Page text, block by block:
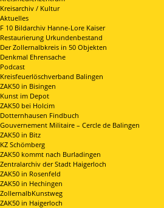
Kreisarchiv / Kultur
Aktuelles
F 10 Bildarchiv Hanne-Lore Kaiser
Restaurierung Urkundenbestand
Der Zollernalbkreis in 50 Objekten
Denkmal Ehrensache
Podcast
Kreisfeuerlöschverband Balingen
ZAK50 in Bisingen
Kunst im Depot
ZAK50 bei Holcim
Dotternhausen Findbuch
Gouvernement Militaire – Cercle de Balingen
ZAK50 in Bitz
KZ Schömberg
ZAK50 kommt nach Burladingen
Zentralarchiv der Stadt Haigerloch
ZAK50 in Rosenfeld
ZAK50 in Hechingen
ZollernalbKunstweg
ZAK50 in Haigerloch